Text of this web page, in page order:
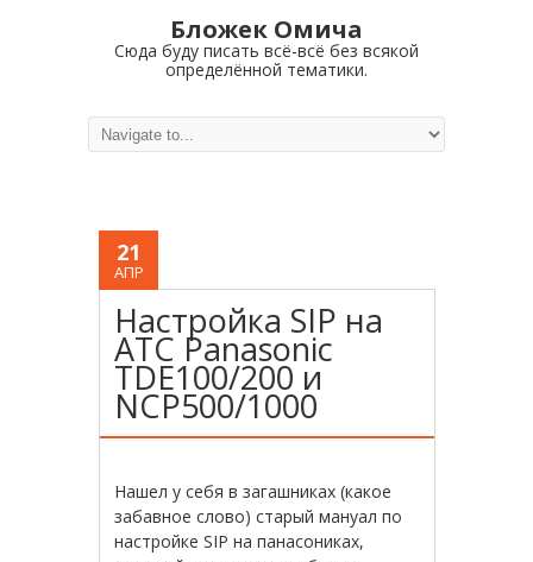
Бложек Омича
Сюда буду писать всё-всё без всякой
определённой тематики.
21
АПР
Настройка SIP на
АТС Panasonic
TDE100/200 и
NCP500/1000
Нашел у себя в загашниках (какое
забавное слово) старый мануал по
настройке SIP на панасониках,